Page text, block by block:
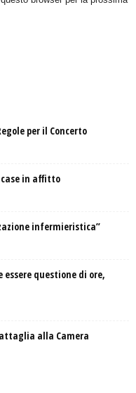
per il Concerto
in affitto
infermieristica”
essere questione di ore,
alla Camera